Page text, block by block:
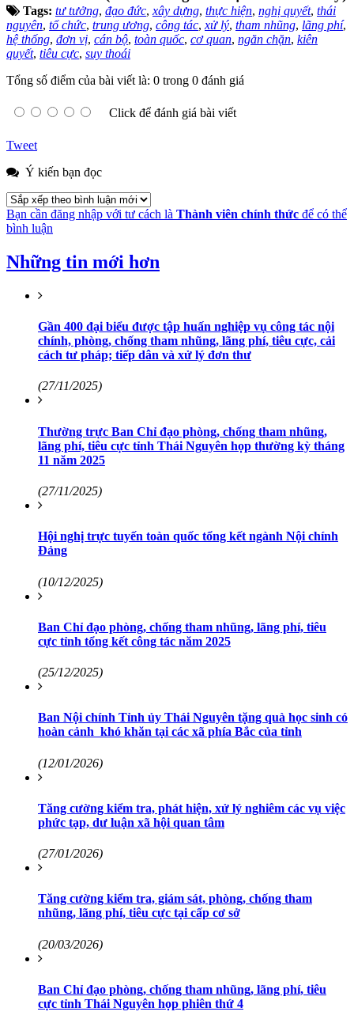
Tags: tư tưởng, đạo đức, xây dựng, thực hiện, nghị quyết, thái
nguyên, tổ chức, trung ương, công tác, xử lý, tham nhũng, lãng phí,
hệ thống, đơn vị, cán bộ, toàn quốc, cơ quan, ngăn chặn, kiên
quyết, tiêu cực, suy thoái
Tổng số điểm của bài viết là: 0 trong 0 đánh giá
Click để đánh giá bài viết
Tweet
Ý kiến bạn đọc
Bạn cần đăng nhập với tư cách là Thành viên chính thức để có thể
bình luận
Những tin mới hơn
Gần 400 đại biểu được tập huấn nghiệp vụ công tác nội
chính, phòng, chống tham nhũng, lãng phí, tiêu cực, cải
cách tư pháp; tiếp dân và xử lý đơn thư
(27/11/2025)
Thường trực Ban Chỉ đạo phòng, chống tham nhũng,
lãng phí, tiêu cực tỉnh Thái Nguyên họp thường kỳ tháng
11 năm 2025
(27/11/2025)
Hội nghị trực tuyến toàn quốc tổng kết ngành Nội chính
Đảng
(10/12/2025)
Ban Chỉ đạo phòng, chống tham nhũng, lãng phí, tiêu
cực tỉnh tổng kết công tác năm 2025
(25/12/2025)
Ban Nội chính Tỉnh ủy Thái Nguyên tặng quà học sinh có
hoàn cảnh khó khăn tại các xã phía Bắc của tỉnh
(12/01/2026)
Tăng cường kiểm tra, phát hiện, xử lý nghiêm các vụ việc
phức tạp, dư luận xã hội quan tâm
(27/01/2026)
Tăng cường kiểm tra, giám sát, phòng, chống tham
nhũng, lãng phí, tiêu cực tại cấp cơ sở
(20/03/2026)
Ban Chỉ đạo phòng, chống tham nhũng, lãng phí, tiêu
cực tỉnh Thái Nguyên họp phiên thứ 4